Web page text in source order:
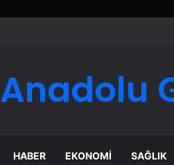
Anadolu
HABER EKONOMI SAĞLIK